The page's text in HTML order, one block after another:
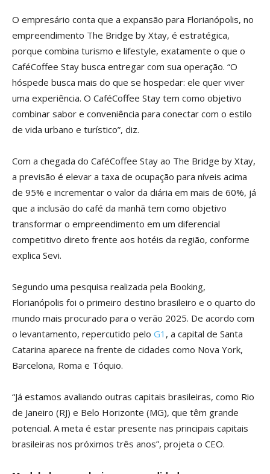
O empresário conta que a expansão para Florianópolis, no
empreendimento The Bridge by Xtay, é estratégica,
porque combina turismo e lifestyle, exatamente o que o
CaféCoffee Stay busca entregar com sua operação. “O
hóspede busca mais do que se hospedar: ele quer viver
uma experiência. O CaféCoffee Stay tem como objetivo
combinar sabor e conveniência para conectar com o estilo
de vida urbano e turístico”, diz.
Com a chegada do CaféCoffee Stay ao The Bridge by Xtay,
a previsão é elevar a taxa de ocupação para níveis acima
de 95% e incrementar o valor da diária em mais de 60%, já
que a inclusão do café da manhã tem como objetivo
transformar o empreendimento em um diferencial
competitivo direto frente aos hotéis da região, conforme
explica Sevi.
Segundo uma pesquisa realizada pela Booking,
Florianópolis foi o primeiro destino brasileiro e o quarto do
mundo mais procurado para o verão 2025. De acordo com
o levantamento, repercutido pelo G1 , a capital de Santa
Catarina aparece na frente de cidades como Nova York,
Barcelona, Roma e Tóquio.
“Já estamos avaliando outras capitais brasileiras, como Rio
de Janeiro (RJ) e Belo Horizonte (MG), que têm grande
potencial. A meta é estar presente nas principais capitais
brasileiras nos próximos três anos”, projeta o CEO.